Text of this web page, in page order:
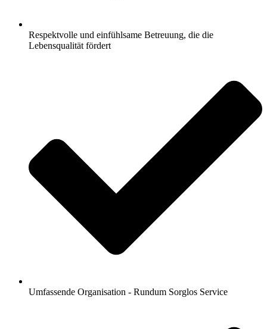
Respektvolle und einfühlsame Betreuung, die die
Lebensqualität fördert
Umfassende Organisation - Rundum Sorglos Service